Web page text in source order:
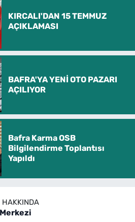
KIRCALI'DAN 15 TEMMUZ
AÇIKLAMASI
BAFRA'YA YENİ OTO PAZARI
AÇILIYOR
Bafra Karma OSB
Bilgilendirme Toplantısı
Yapıldı
HAKKINDA